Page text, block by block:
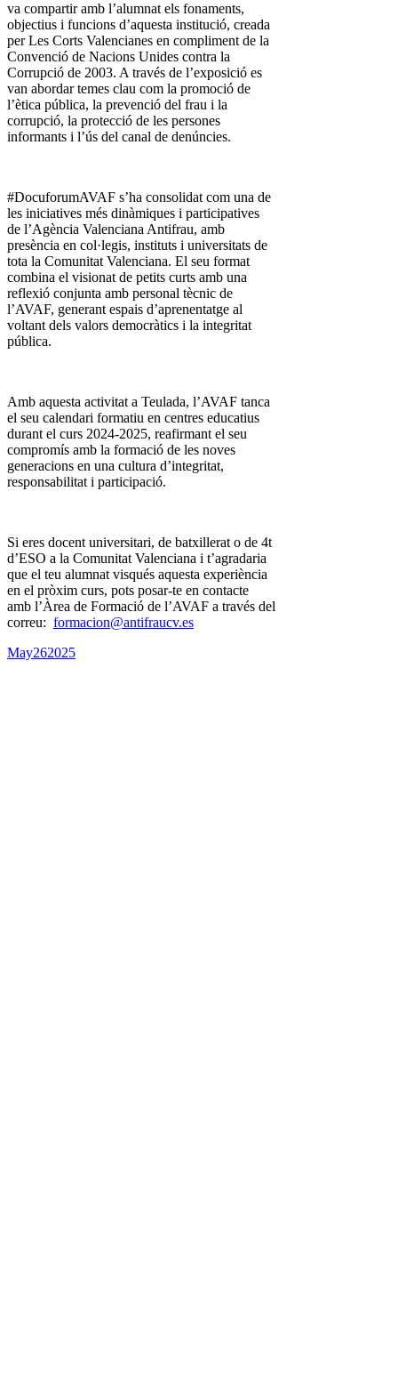
va compartir amb l’alumnat els fonaments,
objectius i funcions d’aquesta institució, creada
per Les Corts Valencianes en compliment de la
Convenció de Nacions Unides contra la
Corrupció de 2003. A través de l’exposició es
van abordar temes clau com la promoció de
l’ètica pública, la prevenció del frau i la
corrupció, la protecció de les persones
informants i l’ús del canal de denúncies.
#DocuforumAVAF s’ha consolidat com una de
les iniciatives més dinàmiques i participatives
de l’Agència Valenciana Antifrau, amb
presència en col·legis, instituts i universitats de
tota la Comunitat Valenciana. El seu format
combina el visionat de petits curts amb una
reflexió conjunta amb personal tècnic de
l’AVAF, generant espais d’aprenentatge al
voltant dels valors democràtics i la integritat
pública.
Amb aquesta activitat a Teulada, l’AVAF tanca
el seu calendari formatiu en centres educatius
durant el curs 2024-2025, reafirmant el seu
compromís amb la formació de les noves
generacions en una cultura d’integritat,
responsabilitat i participació.
Si eres docent universitari, de batxillerat o de 4t
d’ESO a la Comunitat Valenciana i t’agradaria
que el teu alumnat visqués aquesta experiència
en el pròxim curs, pots posar-te en contacte
amb l’Àrea de Formació de l’AVAF a través del
correu: formacion@antifraucv.es
May262025